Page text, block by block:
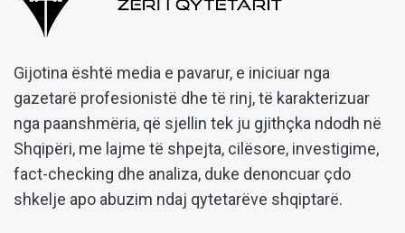
Gijotina është media e pavarur, e iniciuar nga
gazetarë profesionistë dhe të rinj, të karakterizuar
nga paanshmëria, që sjellin tek ju gjithçka ndodh në
Shqipëri, me lajme të shpejta, cilësore, investigime,
fact-checking dhe analiza, duke denoncuar çdo
shkelje apo abuzim ndaj qytetarëve shqiptarë.